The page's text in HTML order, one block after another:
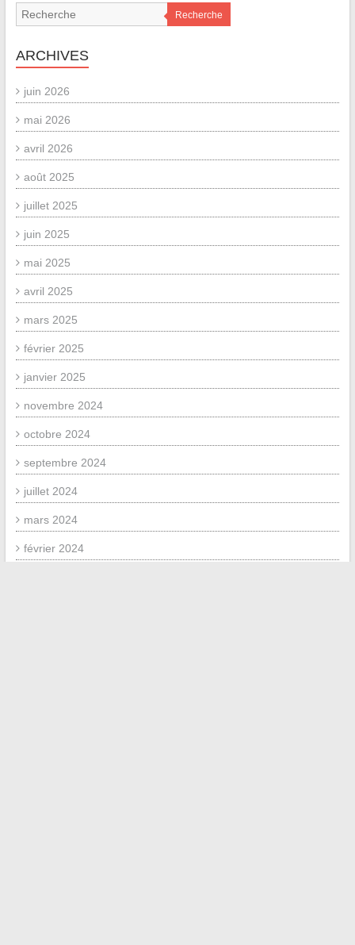
Recherche
ARCHIVES
juin 2026
mai 2026
avril 2026
août 2025
juillet 2025
juin 2025
mai 2025
avril 2025
mars 2025
février 2025
janvier 2025
novembre 2024
octobre 2024
septembre 2024
juillet 2024
mars 2024
février 2024